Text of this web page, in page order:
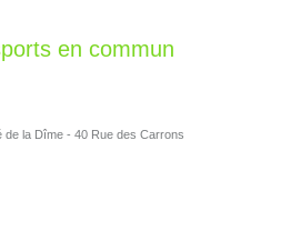
en commun
la Dîme - 40 Rue des Carrons